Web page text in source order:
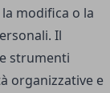
modifica o la
Il
strumenti
organizzative e